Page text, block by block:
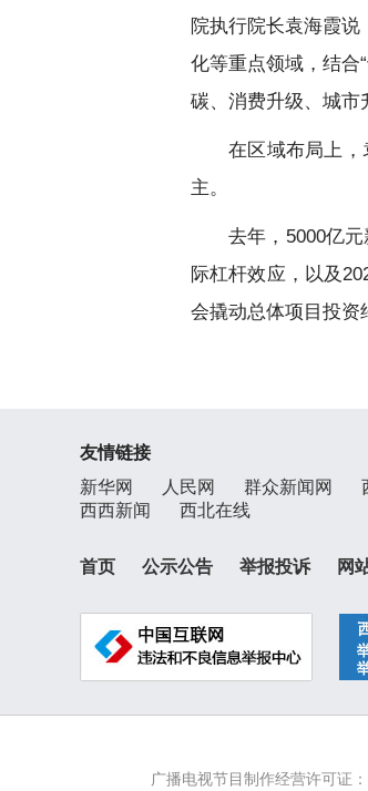
院执行院长袁海霞
化等重点领域，结合
碳、消费升级、城市
在区域布局上
主。
去年，5000亿
际杠杆效应，以及
会撬动总体项目投资
友情链接
新华网
人民网 群众新闻网
西西新闻
西北在线
首页 公示公告 举报投诉 网
广播电视节目制作经营许可